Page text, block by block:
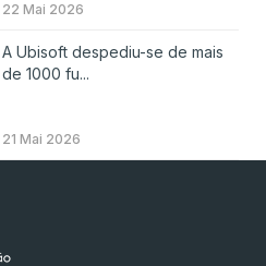
22 Mai 2026
A Ubisoft despediu-se de mais
de 1000 fu...
21 Mai 2026